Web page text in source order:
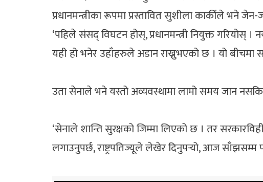
प्रधानमन्त्रीका रूपमा प्रस्तावित सुशीला कार्कीले भने
‘पहिले संसद् विघटन होस्, प्रधानमन्त्री नियुक्त गरियोस्
यही हो भनेर उहाँहरुले अडान राख्नुभएको छ । यो बीचमा
उता सेनाले भने यस्तो अव्यवस्थामा लामो समय जान
‘सेनाले शान्ति सुरक्षको जिम्मा लिएको छ । तर
लगाउनुपर्छ, राष्ट्रपतिज्यूले लेखेर दिनुपर्‍यो, आज